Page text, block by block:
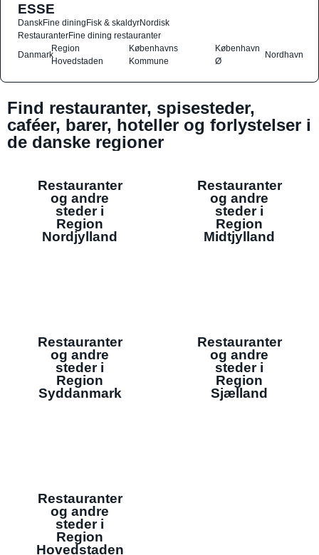
ESSE
DanskFine diningFisk & skaldyrNordisk
RestauranterFine dining restauranter
Danmark
Region
Hovedstaden
Københavns
Kommune
København
Ø
Nordhavn
Find restauranter, spisesteder,
caféer, barer, hoteller og forlystelser i
de danske regioner
Restauranter
og andre
steder i
Region
Nordjylland
Restauranter
og andre
steder i
Region
Midtjylland
Restauranter
og andre
steder i
Region
Syddanmark
Restauranter
og andre
steder i
Region
Sjælland
Restauranter
og andre
steder i
Region
Hovedstaden